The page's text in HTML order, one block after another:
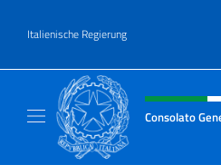
Italienische Regierung
Header-Site,
Consolato